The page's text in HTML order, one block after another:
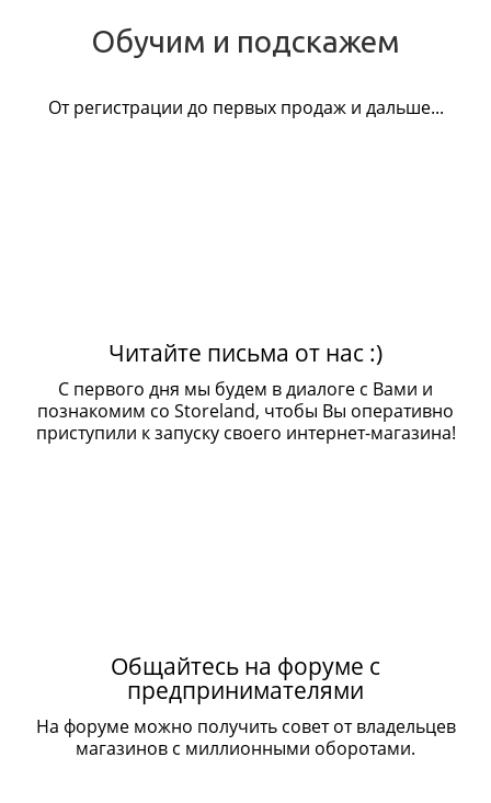
Обучим и подскажем
От регистрации до первых продаж и дальше...
Читайте письма от нас :)
С первого дня мы будем в диалоге с Вами и
познакомим со Storeland, чтобы Вы оперативно
приступили к запуску своего интернет-магазина!
Общайтесь на форуме с
предпринимателями
На форуме можно получить совет от владельцев
магазинов с миллионными оборотами.